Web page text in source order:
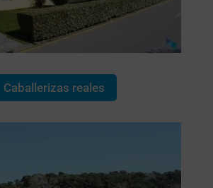
Caballerizas reales